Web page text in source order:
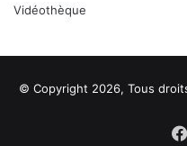
Vidéothèque
© Copyright 2026, Tous